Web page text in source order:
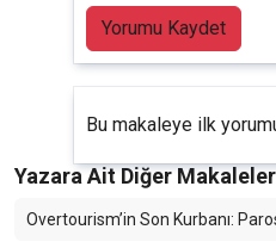
Yorumu Kaydet
Bu makaleye ilk
Yazara Ait Diğer Makaleler
Overtourism’in Son Kurbanı: